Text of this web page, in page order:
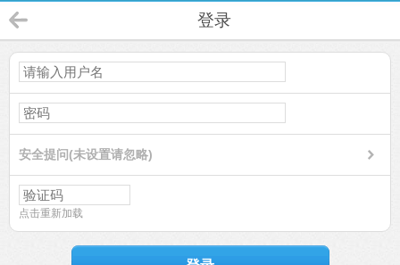
登录
安全提问(未设置请忽略)
点击重新加载